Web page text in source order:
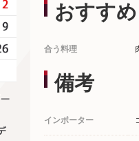
おすすめ
合う料理
備考
インポーター